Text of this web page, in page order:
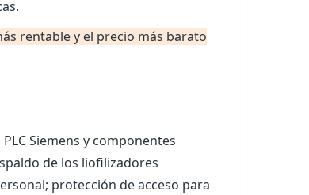
rentable y el precio más barato
Siemens y componentes
de los liofilizadores
protección de acceso para